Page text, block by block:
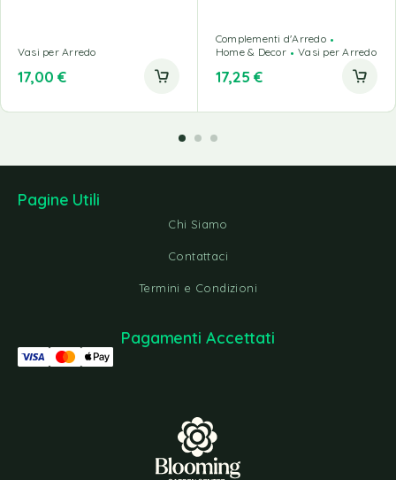
Vasi per Arredo
17,00 €
Complementi d'Arredo
Home & Decor
Vasi per Arredo
17,25 €
Pagine Utili
Chi Siamo
Contattaci
Termini e Condizioni
Pagamenti Accettati